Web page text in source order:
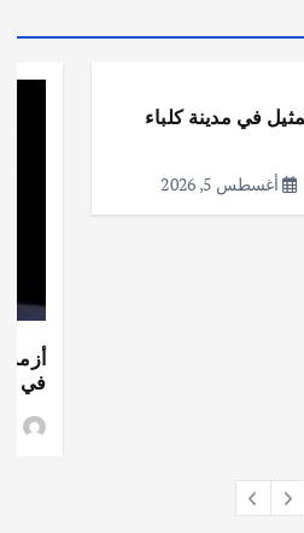
في مدينة كلباء
أغسطس 5, 2026
أزمة
في